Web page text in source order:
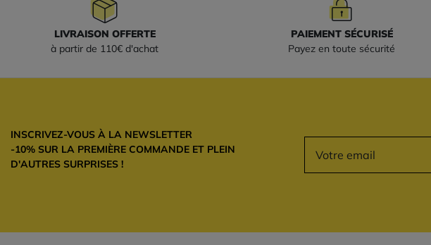
LIVRAISON OFFERTE
à partir de 110€ d'achat
PAIEMENT SÉCURISÉ
Payez en toute sécurité
INSCRIVEZ-VOUS À LA NEWSLETTER
-10% SUR LA PREMIÈRE COMMANDE ET PLEIN
D'AUTRES SURPRISES !